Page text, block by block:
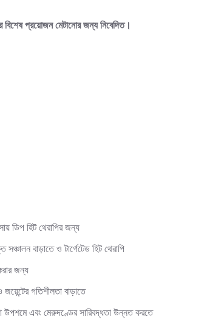
প্রয়োজন মেটানোর জন্য নিবেদিত।
ডিপ হিট থেরাপির জন্য
বাড়াতে ও টার্গেটেড হিট থেরাপি
জন্য
গতিশীলতা বাড়াতে
উপশমে এবং মেরুদণ্ডের সারিবদ্ধতা উন্নত করতে